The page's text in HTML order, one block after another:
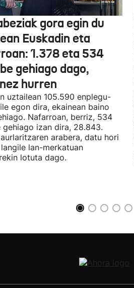
gora egin du
Euskadin eta
1.378 eta 534
gehiago dago,
hurren
uztailean 105.590 enplegu-
egon dira, ekainean baino
Nafarroan, berriz, 534
gehiago izan dira, 28.843.
arabera, datu hori
lan-merkatuan
lotuta dago.